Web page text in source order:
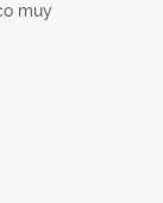
muy